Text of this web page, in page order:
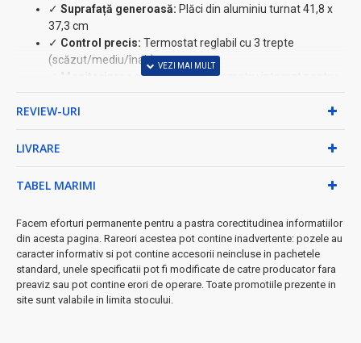
✓ Suprafață generoasă: Plăci din aluminiu turnat 41,8 x
37,3 cm
✓ Control precis: Termostat reglabil cu 3 trepte
(scăzut/mediu/înalt)
Monitorizare constantă:Termometru integrat pentru
✓Siguranță garantată:
Protecție împotriva supraîncălzirii
• Picioare din oțel inoxidabil pentru stabilitate
suplimentar
• Cutie de colectare a uleiului pentru igienă maximă
• Design ergonomic și materiale de calitate superioară
◆ Beneficii exclusive:
➤Ușor de folosit:Pornire rapidă și control intuitiv
REVIEW-URI
LIVRARE
TABEL MARIMI
Facem eforturi permanente pentru a pastra corectitudinea informatiilor
din acesta pagina. Rareori acestea pot contine inadvertente: pozele au
caracter informativ si pot contine accesorii neincluse in pachetele
standard, unele specificatii pot fi modificate de catre producator fara
preaviz sau pot contine erori de operare. Toate promotiile prezente in
site sunt valabile in limita stocului.